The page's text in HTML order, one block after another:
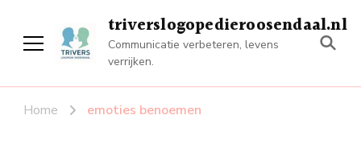
triverslogopedieroosendaal.nl
Communicatie verbeteren, levens
verrijken.
Home emoties benoemen